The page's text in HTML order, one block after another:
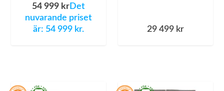
54 999 krDet
nuvarande priset
är: 54 999 kr.
29 499 kr